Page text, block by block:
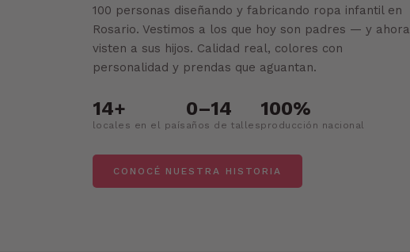
100 personas diseñando y fabricando ropa infantil en
Rosario. Vestimos a los que hoy son padres — y ahora
visten a sus hijos. Calidad real, colores con
personalidad y prendas que aguantan.
14+
locales en el país
0–14
años de talles
100%
producción nacional
CONOCÉ NUESTRA HISTORIA